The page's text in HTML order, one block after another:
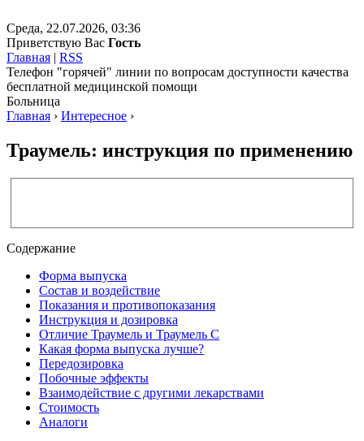
Среда, 22.07.2026, 03:36
Приветствую Вас Гость
Главная | RSS
Телефон "горячей" линии по вопросам доступности качества
бесплатной медицинской помощи
Больница
Главная › Интересное ›
Траумель: инструкция по применению
Содержание
Форма выпуска
Состав и воздействие
Показания и противопоказания
Инструкция и дозировка
Отличие Траумель и Траумель С
Какая форма выпуска лучше?
Передозировка
Побочные эффекты
Взаимодействие с другими лекарствами
Стоимость
Аналоги